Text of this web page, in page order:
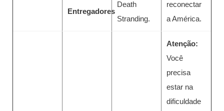
Entregadores
Death
Stranding.
reconectar
a América.
Atenção:
Você
precisa
estar na
dificuldade